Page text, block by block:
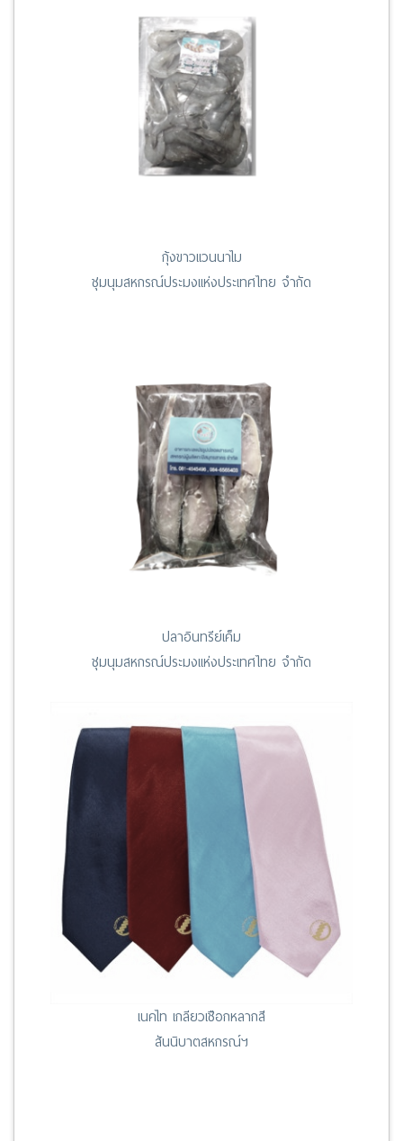
กุ้งขาวแวนนาไม
ชุมนุมสหกรณ์ประมงแห่งประเทศไทย จำกัด
ปลาอินทรีย์เค็ม
ชุมนุมสหกรณ์ประมงแห่งประเทศไทย จำกัด
เนคไท เกลียวเชือกหลากสี
สันนิบาตสหกรณ์ฯ